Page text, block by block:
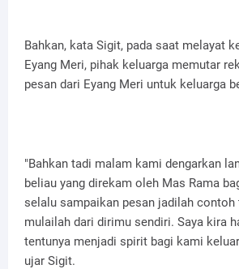
Bahkan, kata Sigit, pada saat melayat
Eyang Meri, pihak keluarga memutar
pesan dari Eyang Meri untuk keluarga
"Bahkan tadi malam kami dengarkan
beliau yang direkam oleh Mas Rama
selalu sampaikan pesan jadilah contoh
mulailah dari dirimu sendiri. Saya kira
tentunya menjadi spirit bagi kami
ujar Sigit.